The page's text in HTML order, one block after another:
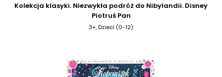
Kolekcja klasyki. Niezwykła podróż do Nibylandii. Disney
Piotruś Pan
3+, Dzieci (0-12)